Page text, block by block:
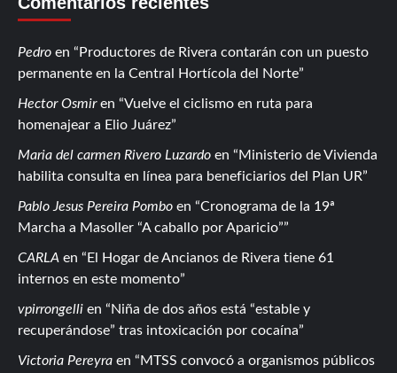
Pedro en
Productores de Rivera contarán con un puesto
permanente en la Central Hortícola del Norte
Hector Osmiren
Vuelve el ciclismo en ruta para
homenajear a Elio Juárez
Maria del carmen Rivero Luzardo en
Ministerio de Vivienda
habilita consulta en línea para beneficiarios del Plan UR
Pablo Jesus Pereira Pombo en
Cronograma de la 19ª
Marcha a Masoller “A caballo por Aparicio”
CARLA en
El Hogar de Ancianos de Rivera tiene 61
internos en este momento
vpirrongelli en
Niña de dos años está “estable y
recuperándose” tras intoxicación por cocaína
Victoria Pereyra en MTSS convocó a organismos públicos